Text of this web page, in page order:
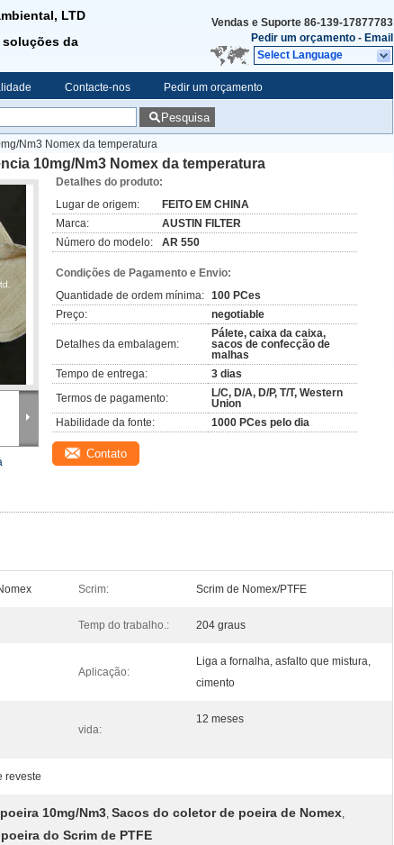
LTD
da
Vendas e Suporte 86-139-17877783
Pedir um orçamento - Email
Select Language
Contacte-nos Pedir um orçamento
Pesquisa
Nm3 Nomex da temperatura
10mg/Nm3 Nomex da temperatura
Detalhes do produto:
Lugar de origem:
FEITO EM CHINA
Marca:
AUSTIN FILTER
Número do modelo:
AR 550
Condições de Pagamento e Envio:
Quantidade de ordem mínima: 100 PCes
Preço:
negotiable
Detalhes da embalagem:
Pálete, caixa da caixa,
sacos de confecção de
malhas
Tempo de entrega:
3 dias
Termos de pagamento:
L/C, D/A, D/P, T/T, Western
Union
Habilidade da fonte:
1000 PCes pelo dia
Contato
Scrim: Scrim de Nomex/PTFE
Temp do trabalho.: 204 graus
Aplicação:
Liga a fornalha, asfalto que mistura,
cimento
vida:
12 meses
reveste
10mg/Nm3, Sacos do coletor de poeira de Nomex,
do Scrim de PTFE